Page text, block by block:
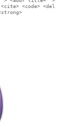
<code> <del